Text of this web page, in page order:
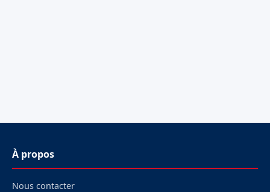
À propos
Nous contacter